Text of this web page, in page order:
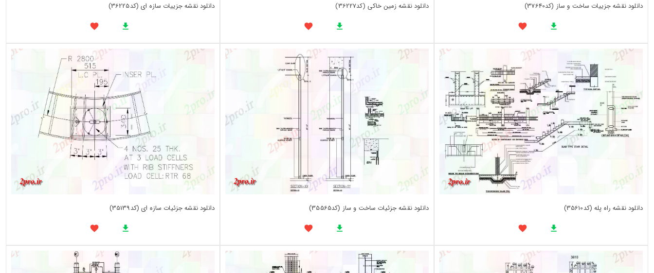
دانلود نقشه جزییات ساخت و ساز (کد37640) دانلود نقشه زمین خاکی (کد36227) دانلود نقشه جزییات سازه ای (کد36225)
دانلود نقشه راه پله (کد35610) دانلود نقشه جزئیات ساخت و ساز (کد35565) دانلود نقشه جزئیات سازه ای (کد35139)